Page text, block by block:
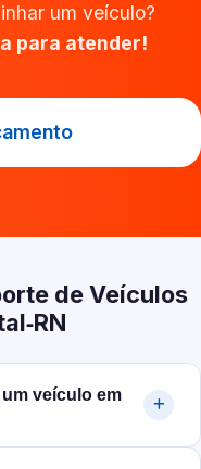
um veículo?
para atender!
de Veículos
veículo em